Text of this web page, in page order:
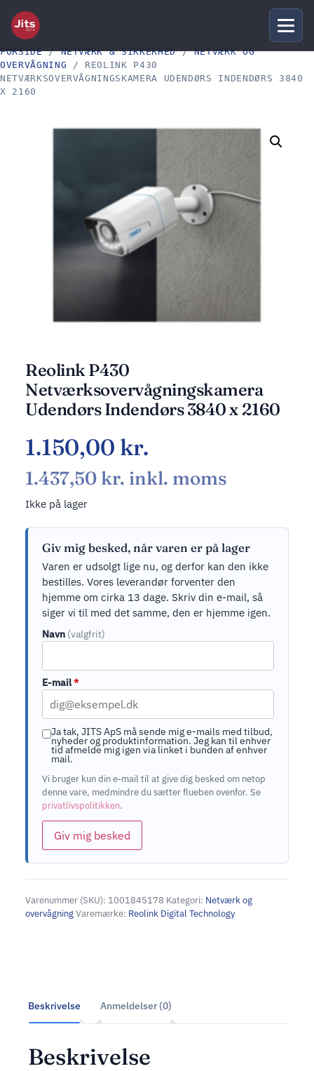
FORSIDE/NETVÆRK & SIKKERHED/NETVÆRK OG
OVERVÅGNING / REOLINK P430
NETVÆRKSOVERVÅGNINGSKAMERA UDENDØRS INDENDØRS 3840
X 2160
Reolink P430
Netværksovervågningskamera
Udendørs Indendørs 3840 x 2160
1.150,00 kr.
1.437,50 kr. inkl. moms
Ikke på lager
Giv mig besked, når varen er på lager
Varen er udsolgt lige nu, og derfor kan den ikke
bestilles. Vores leverandør forventer den
hjemme om cirka 13 dage. Skriv din e-mail, så
siger vi til med det samme, den er hjemme igen.
Navn (valgfrit)
E-mail*
Ja tak, JITS ApS må sende mig e-mails med tilbud,
nyheder og produktinformation. Jeg kan til enhver
tid afmelde mig igen via linket i bunden af enhver
mail.
Vi bruger kun din e-mail til at give dig besked om netop
denne vare, medmindre du sætter flueben ovenfor. Se
privatlivspolitikken.
Giv mig besked
Varenummer (SKU): 1001845178 Kategori: Netværk og
overvågningVaremærke: Reolink Digital Technology
Beskrivelse Anmeldelser (0)
Beskrivelse